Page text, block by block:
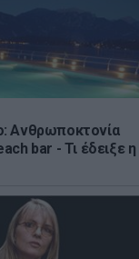
Ανθρωποκτονία
bar - Τι έδειξε η